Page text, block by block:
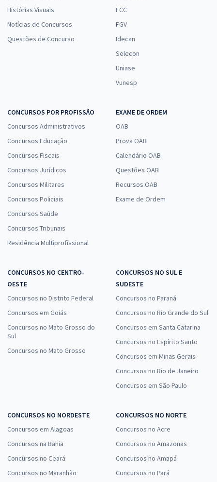
Histórias Visuais
Notícias de Concursos
Questões de Concurso
FCC
FGV
Idecan
Selecon
Uniase
Vunesp
CONCURSOS POR PROFISSÃO
Concursos Administrativos
Concursos Educação
Concursos Fiscais
Concursos Jurídicos
Concursos Militares
Concursos Policiais
Concursos Saúde
Concursos Tribunais
Residência Multiprofissional
EXAME DE ORDEM
OAB
Prova OAB
Calendário OAB
Questões OAB
Recursos OAB
Exame de Ordem
CONCURSOS NO CENTRO-
OESTE
Concursos no Distrito Federal
Concursos em Goiás
Concursos no Mato Grosso do
Sul
Concursos no Mato Grosso
CONCURSOS NO SUL E
SUDESTE
Concursos no Paraná
Concursos no Rio Grande do Sul
Concursos em Santa Catarina
Concursos no Espírito Santo
Concursos em Minas Gerais
Concursos no Rio de Janeiro
Concursos em São Paulo
CONCURSOS NO NORDESTE
Concursos em Alagoas
Concursos na Bahia
Concursos no Ceará
Concursos no Maranhão
CONCURSOS NO NORTE
Concursos no Acre
Concursos no Amazonas
Concursos no Amapá
Concursos no Pará